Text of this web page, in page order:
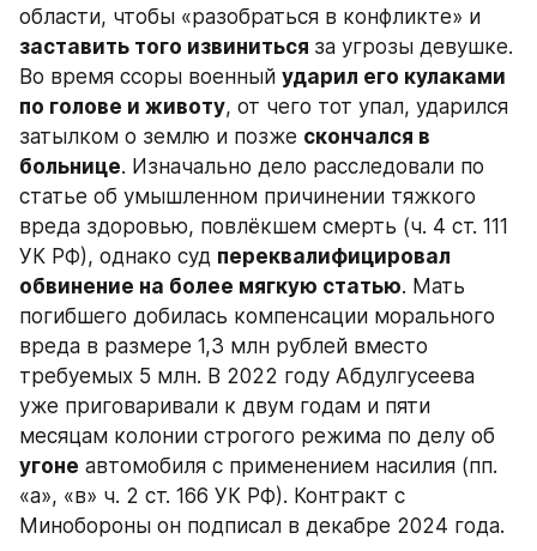
заставить того извиниться за угрозы девушке.
Во время ссоры военный ударил его кулаками
по голове и животу, от чего тот упал, ударился
затылком о землю и позже скончался в
больнице. Изначально дело расследовали по
статье об умышленном причинении тяжкого
вреда здоровью, повлёкшем смерть (ч. 4 ст. 111
УК РФ), однако суд переквалифицировал
обвинение на более мягкую статью. Мать
погибшего добилась компенсации морального
вреда в размере 1,3 млн рублей вместо
требуемых 5 млн. В 2022 году Абдулгусеева
уже приговаривали к двум годам и пяти
угоне автомобиля с применением насилия (пп.
«а», «в» ч. 2 ст. 166 УК РФ). Контракт с
Минобороны он подписал в декабре 2024 года.